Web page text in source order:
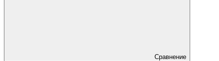
Сравнение